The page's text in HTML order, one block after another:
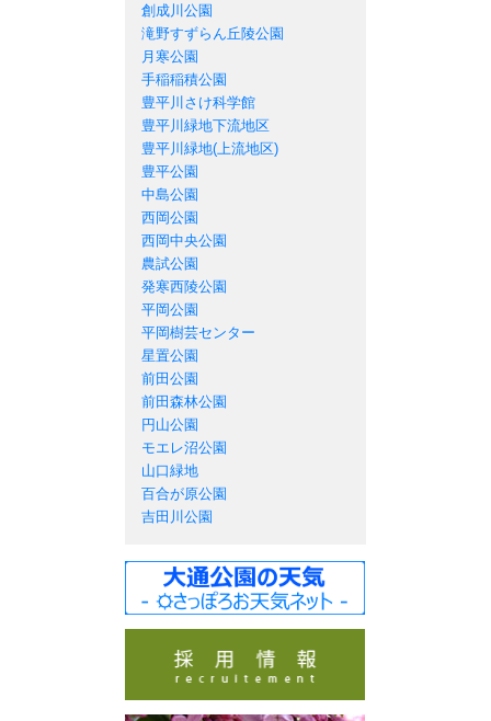
創成川公園
滝野すずらん丘陵公園
月寒公園
手稲稲積公園
豊平川さけ科学館
豊平川緑地下流地区
豊平川緑地(上流地区)
豊平公園
中島公園
西岡公園
西岡中央公園
農試公園
発寒西陵公園
平岡公園
平岡樹芸センター
星置公園
前田公園
前田森林公園
円山公園
モエレ沼公園
山口緑地
百合が原公園
吉田川公園